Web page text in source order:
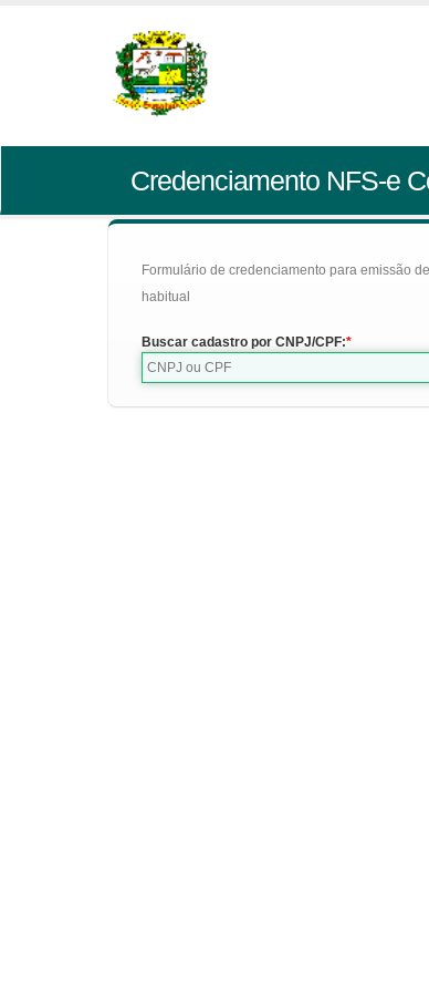
Credenciamento NFS-e
Formulário de credenciamento para emissão
habitual
Buscar cadastro por CNPJ/CPF: